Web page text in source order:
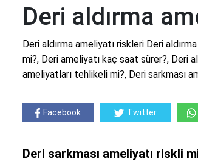
Deri aldırma
Deri aldırma ameliyatı riskleri Deri
mi?, Deri ameliyatı kaç saat sürer?, Deri
ameliyatları tehlikeli mi?, Deri sarkması
Facebook Twitter
Deri sarkması ameliyatı riskli